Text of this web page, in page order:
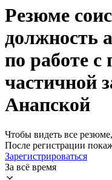
Резюме
должность
по работе с
частичной
Анапской
Чтобы видеть все
После регистрации
Зарегистрироваться
За всё время